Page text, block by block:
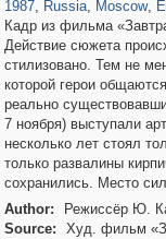
1987, Russia, Moscow,
Кадр из фильма
Действие сюжета
стилизовано. Тем не
которой герои
реально
7 ноября) выступали
несколько лет стоял
только развалины
сохранились. Место
Author:
Режиссёр Ю.
Source:
Худ. фильм